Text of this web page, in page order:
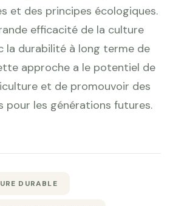
et des principes écologiques.
efficacité de la culture
la durabilité à long terme de
approche a le potentiel de
et de promouvoir des
pour les générations futures.
DURABLE